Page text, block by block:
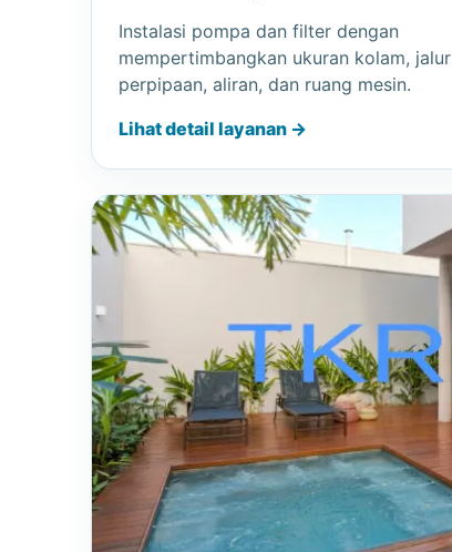
Instalasi pompa dan filter dengan
mempertimbangkan ukuran kolam, jalur
perpipaan, aliran, dan ruang mesin.
Lihat detail layanan →